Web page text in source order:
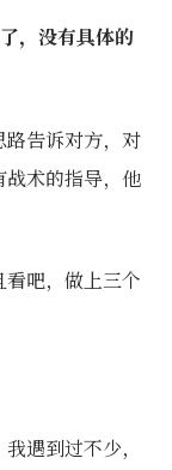
，没有具体的
告诉对方，对
术的指导，他
吧，做上三个
遇到过不少，